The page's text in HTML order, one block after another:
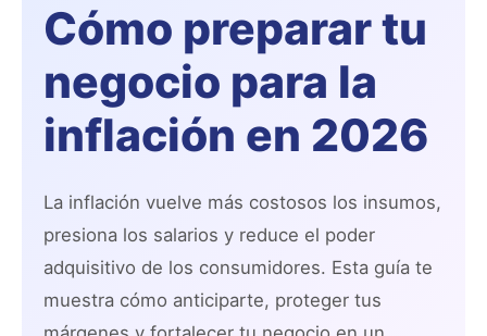
Cómo preparar tu
negocio para la
inflación en 2026
La inflación vuelve más costosos los insumos,
presiona los salarios y reduce el poder
adquisitivo de los consumidores. Esta guía te
muestra cómo anticiparte, proteger tus